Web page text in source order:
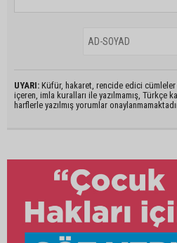
UYARI: Küfür, hakaret, rencide edici cümleler
içeren, imla kuralları ile yazılmamış, Türkçe
harflerle yazılmış yorumlar